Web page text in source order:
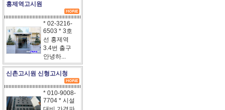
홍제역고시원
* 02-3216-
6503 * 3호
선 홍제역
3.4번 출구
안녕하...
신촌고시원 신형고시청
* 010-9008-
7704 * 시설